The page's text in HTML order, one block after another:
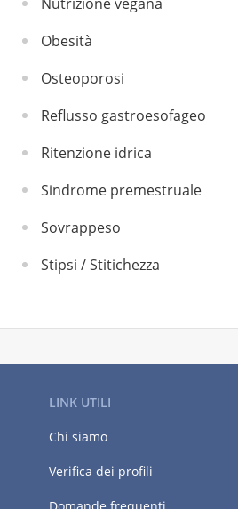
Obesità
Osteoporosi
Reflusso gastroesofageo
Ritenzione idrica
Sindrome premestruale
Sovrappeso
Stipsi / Stitichezza
LINK UTILI
Chi siamo
Verifica dei profili
Domande frequenti